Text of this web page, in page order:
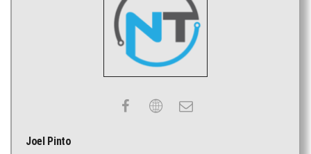
Joel Pinto